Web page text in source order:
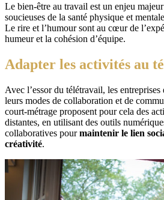
Le bien-être au travail est un enjeu
soucieuses de la santé physique et
Le rire et l’humour sont au cœur de
humeur et la cohésion d’équipe.
Adapter les activités au
Avec l’essor du télétravail, les
leurs modes de collaboration et de
court-métrage proposent pour cela des
distantes, en utilisant des outils
collaboratives pourmaintenir le lien
créativité.